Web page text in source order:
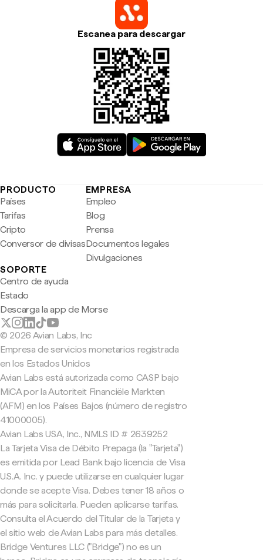
Escanea para descargar
PRODUCTO
Países
Tarifas
Cripto
Conversor de divisas
EMPRESA
Empleo
Blog
Prensa
Documentos legales
Divulgaciones
SOPORTE
Centro de ayuda
Estado
Descarga la app de Morse
© 2026 Avian Labs, Inc
Empresa de servicios monetarios registrada
en los Estados Unidos
Avian Labs está autorizada como CASP bajo
MiCA por la Autoriteit Financiële Markten
(AFM) en los Países Bajos (número de registro
41000005).
Avian Labs USA, Inc., NMLS ID # 2639252
La Tarjeta Visa de Débito Prepaga (la "Tarjeta")
es emitida por Lead Bank bajo licencia de Visa
U.S.A. Inc. y puede utilizarse en cualquier lugar
donde se acepte Visa. Debes tener 18 años o
más para solicitarla. Pueden aplicarse tarifas.
Consulta el Acuerdo del Titular de la Tarjeta y
el sitio web de Avian Labs para más detalles.
Bridge Ventures LLC ("Bridge") no es un